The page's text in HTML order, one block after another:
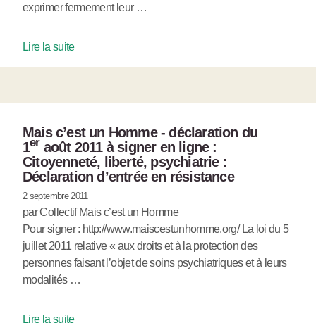
exprimer fermement leur …
Lire la suite
Mais c’est un Homme - déclaration du
1er août 2011 à signer en ligne :
Citoyenneté, liberté, psychiatrie :
Déclaration d’entrée en résistance
2 septembre 2011
par Collectif Mais c’est un Homme
Pour signer : http://www.maiscestunhomme.org/ La loi du 5
juillet 2011 relative « aux droits et à la protection des
personnes faisant l’objet de soins psychiatriques et à leurs
modalités …
Lire la suite